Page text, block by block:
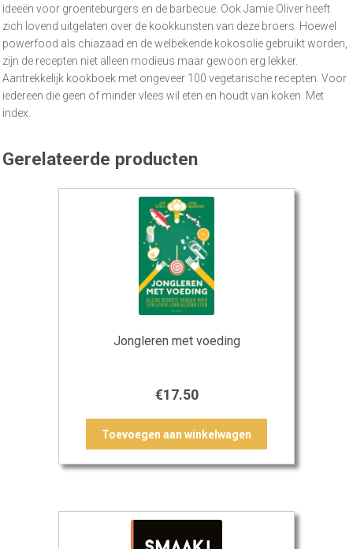
ideeën voor groenteburgers en de barbecue. Ook Jamie Oliver heeft
zich lovend uitgelaten over de kookkunsten van deze broers. Hoewel
powerfood als chiazaad en de welbekende kokosolie gebruikt worden,
zijn de recepten niet alleen modieus maar gewoon erg lekker.
Aantrekkelijk kookboek met ongeveer 100 vegetarische recepten. Voor
iedereen die geen of minder vlees wil eten en houdt van koken. Met
index.
Gerelateerde producten
Jongleren met voeding
€17.50
Toevoegen aan winkelwagen